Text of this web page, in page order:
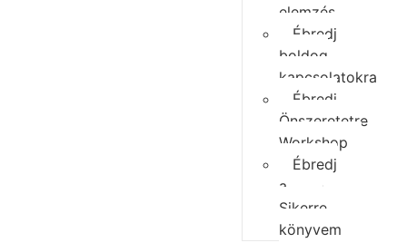
elemzés
Ébredj
boldog
kapcsolatokra
Ébredj
Önszeretetre
Workshop
Ébredj
a
Sikerre
könyvem